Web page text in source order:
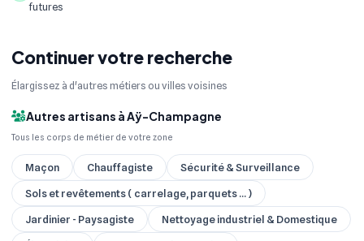
futures
Continuer votre recherche
Élargissez à d'autres métiers ou villes voisines
Autres artisans à Aÿ-Champagne
Tous les corps de métier de votre zone
Maçon Chauffagiste
Sécurité & Surveillance
Sols et revêtements ( carrelage, parquets ... )
Jardinier - Paysagiste
Nettoyage industriel & Domestique